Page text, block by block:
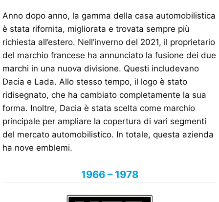
Anno dopo anno, la gamma della casa automobilistica
è stata rifornita, migliorata e trovata sempre più
richiesta all’estero. Nell’inverno del 2021, il proprietario
del marchio francese ha annunciato la fusione dei due
marchi in una nuova divisione. Questi includevano
Dacia e Lada. Allo stesso tempo, il logo è stato
ridisegnato, che ha cambiato completamente la sua
forma. Inoltre, Dacia è stata scelta come marchio
principale per ampliare la copertura di vari segmenti
del mercato automobilistico. In totale, questa azienda
ha nove emblemi.
1966 – 1978